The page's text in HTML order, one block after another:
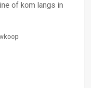
of kom langs in